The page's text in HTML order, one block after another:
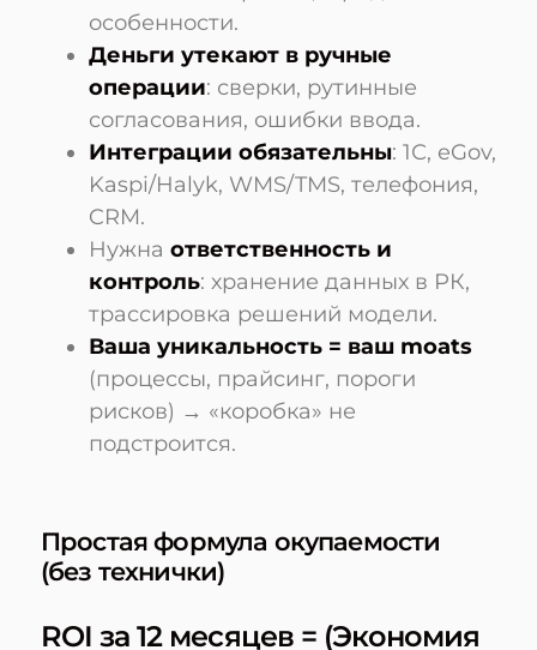
особенности.
Деньги утекают в ручные
операции: сверки, рутинные
согласования, ошибки ввода.
Интеграции обязательны: 1С, eGov,
Kaspi/Halyk, WMS/TMS, телефония,
CRM.
Нужна ответственность и
контроль: хранение данных в РК,
трассировка решений модели.
Ваша уникальность = ваш moats
(процессы, прайсинг, пороги
рисков) → «коробка» не
подстроится.
Простая формула окупаемости
(без технички)
ROI за 12 месяцев = (Экономия